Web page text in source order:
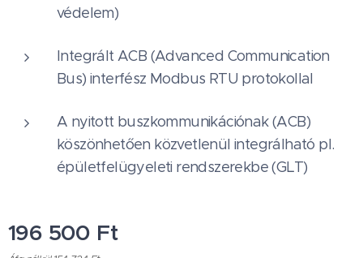
védelem)
Integrált ACB (Advanced Communication
Bus) interfész Modbus RTU protokollal
A nyitott buszkommunikációnak (ACB)
köszönhetően közvetlenül integrálható pl.
épületfelügyeleti rendszerekbe (GLT)
196 500 Ft